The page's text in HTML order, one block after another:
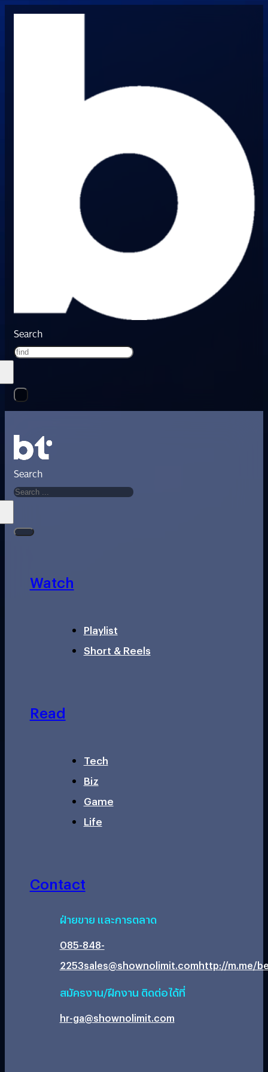
Search
Search
Watch
Playlist
Short & Reels
Read
Tech
Biz
Game
Life
Contact
ฝ่ายขาย และการตลาด
085-848-
2253sales@shownolimit.comhttp://m.me/
สมัครงาน/ฝึกงาน ติดต่อได้ที่
hr-ga@shownolimit.com